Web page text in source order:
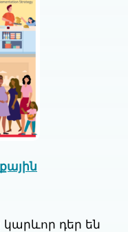
կարևոր դեր են